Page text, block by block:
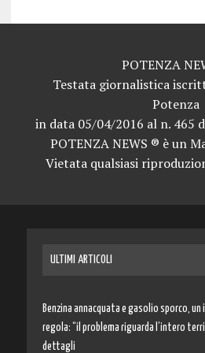
POTENZA
Testata giornalistica
Potenza
in data 05/04/2016 al n. 465
POTENZA NEWS ® è un
Vietata qualsiasi
ULTIMI ARTICOLI
Benzina annacquata e gasolio sporco, un
regola: “il problema riguarda l’intero
dettagli